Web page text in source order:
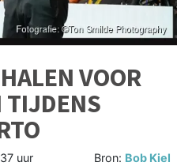
VOOR
TIJDENS
uur Bron: Bob Kiel